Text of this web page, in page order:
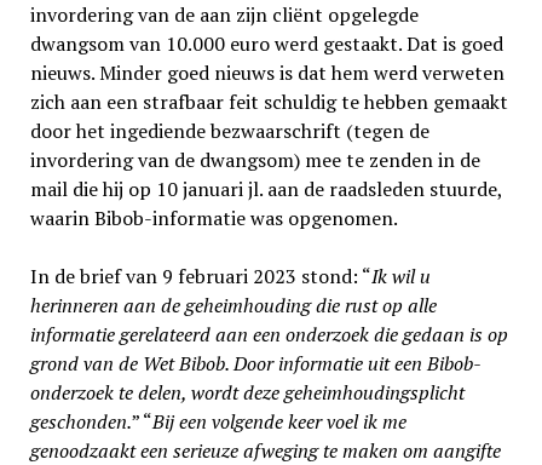
invordering van de aan zijn cliënt opgelegde
dwangsom van 10.000 euro werd gestaakt. Dat is goed
nieuws. Minder goed nieuws is dat hem werd verweten
zich aan een strafbaar feit schuldig te hebben gemaakt
door het ingediende bezwaarschrift (tegen de
invordering van de dwangsom) mee te zenden in de
mail die hij op 10 januari jl. aan de raads­leden stuurde,
waarin Bibob-informatie was opgenomen.
In de brief van 9 februari 2023 stond: “Ik wil u
herinneren aan de geheimhouding die rust op alle
informatie gerelateerd aan een onderzoek die gedaan is op
grond van de Wet Bibob. Door informatie uit een Bibob-
onderzoek te delen, wordt deze geheimhoudingsplicht
geschonden.” “Bij een volgende keer voel ik me
genoodzaakt een serieuze afweging te maken om aangifte